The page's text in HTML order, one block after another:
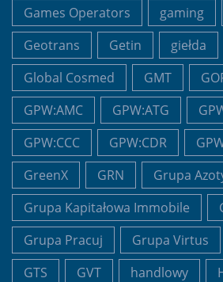
Games Operators
gaming
Geotrans
Getin giełda
Global Cosmed
GMT
GPW:AMC
GPW:ATG
GPW:CCC
GPW:CDR
GreenX
GRN
Grupa
Grupa Kapitałowa Immobile
Grupa Pracuj
Grupa Virtus
GTS
GVT handlowy